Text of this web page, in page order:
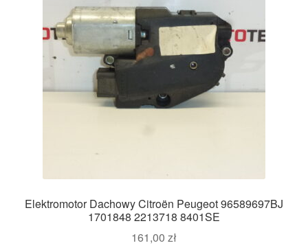
Elektromotor Dachowy Citroën Peugeot 96589697BJ
1701848 2213718 8401SE
161,00 zł